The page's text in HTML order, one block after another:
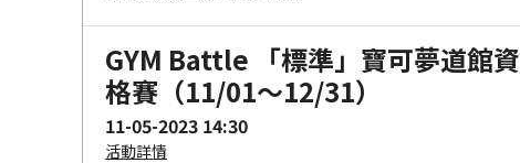
GYM Battle 「標準」寶可夢道館資
格賽（11/01～12/31）
11-05-2023 14:30
活動詳情